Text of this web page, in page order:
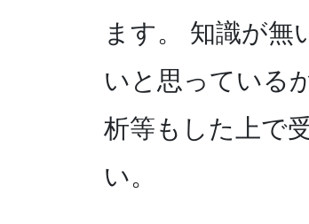
ます。 知識が無
いと思っている
析等もした上で
い。